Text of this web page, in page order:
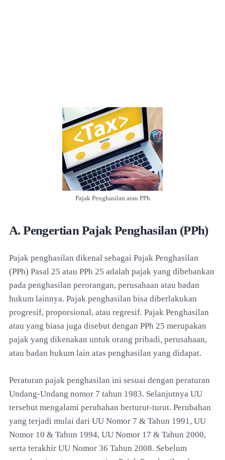
Pajak Penghasilan atau PPh
A. Pengertian Pajak Penghasilan (PPh)
Pajak penghasilan dikenal sebagai Pajak Penghasilan
(PPh) Pasal 25 atau PPh 25 adalah pajak yang dibebankan
pada penghasilan perorangan, perusahaan atau badan
hukum lainnya. Pajak penghasilan bisa diberlakukan
progresif, proporsional, atau regresif. Pajak Penghasilan
atau yang biasa juga disebut dengan PPh 25 merupakan
pajak yang dikenakan untuk orang pribadi, perusahaan,
atau badan hukum lain atas penghasilan yang didapat.
Peraturan pajak penghasilan ini sesuai dengan peraturan
Undang-Undang nomor 7 tahun 1983. Selanjutnya UU
tersebut mengalami perubahan berturut-turut. Perubahan
yang terjadi mulai dari UU Nomor 7 & Tahun 1991, UU
Nomor 10 & Tahun 1994, UU Nomor 17 & Tahun 2000,
serta terakhir UU Nomor 36 Tahun 2008. Sebelum